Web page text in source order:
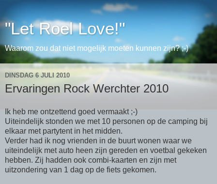
"Let Roel Love!"
Waarom zou dat niet mogelijk moeten kunnen zijn? ;-)
DINSDAG 6 JULI 2010
Ervaringen Rock Werchter 2010
Ik heb me ontzettend goed vermaakt ;-)
Uiteindelijk stonden we met 10 personen op de camping bij
elkaar met partytent in het midden.
Verder had ik nog vrienden in de buurt wonen waar we
uiteindelijk met auto heen zijn gereden en voetbal gekeken
hebben. Zij hadden ook combi-kaarten en zijn met
uitzondering van 1 dag op de fiets gekomen.